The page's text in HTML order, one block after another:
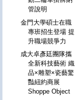
管說明
金門大學碩士在職
專班招生登場 提
升職場競爭力
成大卓彥廷團隊攜
全新科技藝術 織
品×雕塑×瓷藝驚
豔紐約商展
Shoppe Object